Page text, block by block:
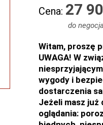
Cena: 27
do
Witam, proszę
UWAGA! W
wygody i
dostarczenia
Jeżeli masz już
oglądania: